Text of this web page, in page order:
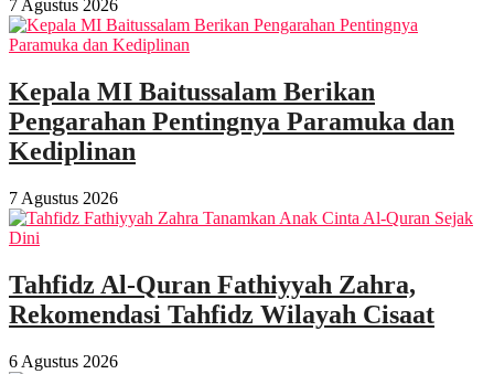
7 Agustus 2026
Kepala MI Baitussalam Berikan
Pengarahan Pentingnya Paramuka dan
Kediplinan
7 Agustus 2026
Tahfidz Al-Quran Fathiyyah Zahra,
Rekomendasi Tahfidz Wilayah Cisaat
6 Agustus 2026